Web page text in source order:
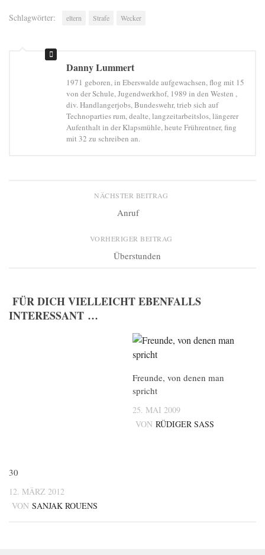
Schlagwörter: eltern Strafe Wecker
Danny Lummert
1971 geboren, in Eberswalde aufgewachsen, flog mit 15
von der Schule, Jugendwerkhof, 1989 in den Westen ,
div. Handlangerjobs, Bundeswehr, trieb sich auf
Technoparties rum, dealte, langzeitarbeitslos, längerer
Aufenthalt in der Klapsmühle, heute Frührentner, fing
mit 32 zu schreiben an.
NÄCHSTER BEITRAG
Anruf
VORHERIGER BEITRAG
Überstunden
FÜR DICH VIELLEICHT EBENFALLS
INTERESSANT …
30
12. MÄRZ 2012
VON SANJAK ROUENS
Freunde, von denen man
spricht
25. MAI 2009
VON RÜDIGER SASS